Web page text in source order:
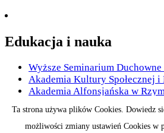
Edukacja i nauka
Wyższe Seminarium
Akademia Kultury Społecznej
Akademia Alfonsjańska w
Na innych uczelniach
Ta strona używa plików Cookies. Dowiedz
możliwości zmiany ustawień Cookies w